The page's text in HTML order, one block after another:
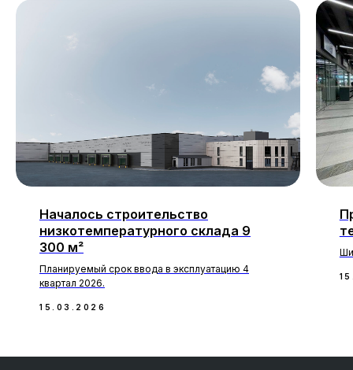
Началось строительство
низкотемпературного склада 9
300 м²
Планируемый срок ввода в эксплуатацию 4
квартал 2026.
15.03.2026